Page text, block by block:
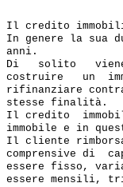
Il credito
In genere la sua
anni.
Di   solito
costruire   un
rifinanziare
stesse finalità.
Il credito
immobile e in
Il cliente
comprensive di
essere fisso,
essere mensili,